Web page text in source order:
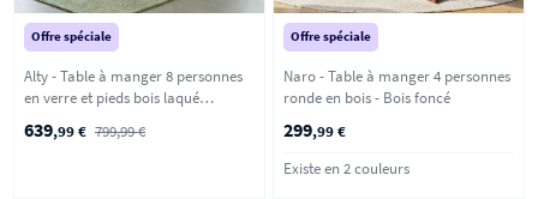
Offre spéciale
Alty - Table à manger 8 personnes
en verre et pieds bois laqué
639,99 € 799,99 €
Offre spéciale
Naro - Table à manger 4 personnes
ronde en bois - Bois foncé
299,99 €
Existe en 2 couleurs